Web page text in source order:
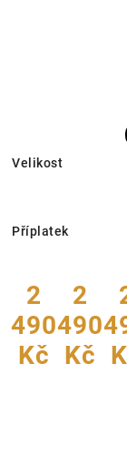
Velikost
Příplatek
2
490
Kč
2
490
Kč